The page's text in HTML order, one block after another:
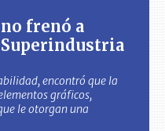
frenó a
encontró que la
gráficos,
le otorgan una